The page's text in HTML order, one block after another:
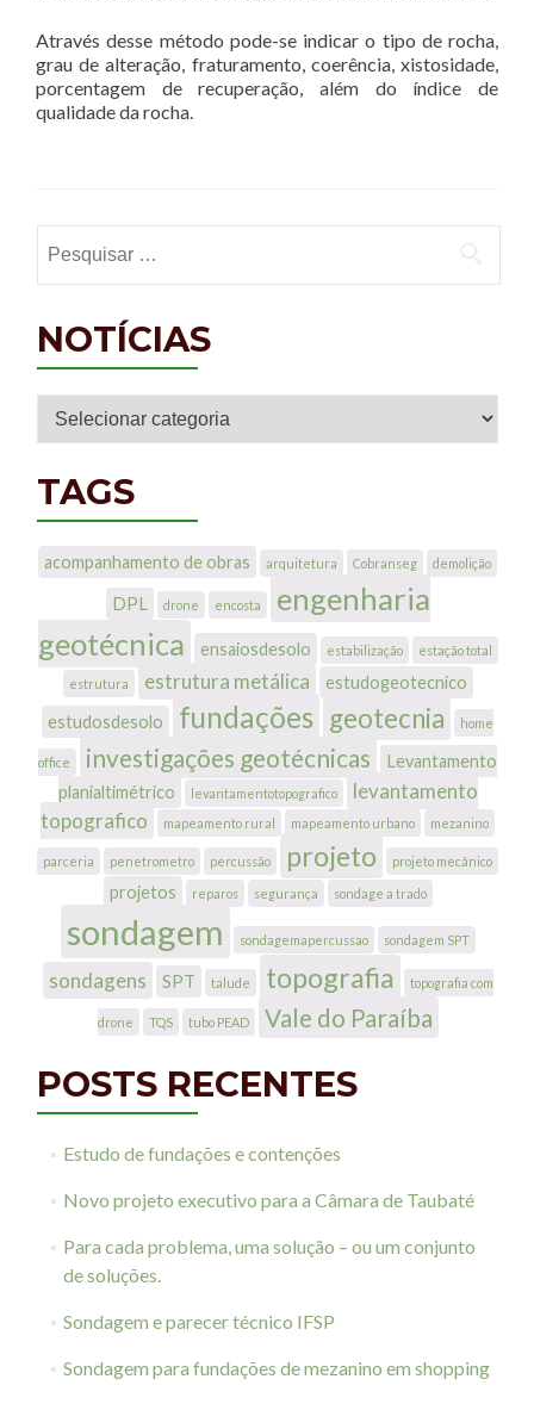
Através desse método pode-se indicar o tipo de rocha,
grau de alteração, fraturamento, coerência, xistosidade,
porcentagem de recuperação, além do índice de
qualidade da rocha.
NOTÍCIAS
Notícias
TAGS
acompanhamento de obras arquitetura Cobranseg demolição
DPL drone encosta
engenharia
geotécnica
ensaiosdesolo estabilização estação total
estrutura estrutura metálica
estudogeotecnico
estudosdesolo
fundações geotecnia home
office investigações geotécnicas
Levantamento
planialtimétrico
levantamentotopografico
levantamento
topografico
mapeamento rural mapeamento urbano mezanino
parceria penetrometro percussão projeto projeto mecânico
projetos reparos segurança sondage a trado
sondagem sondagemapercussao sondagem SPT
sondagens SPT talude topografia topografia com
drone TQS tubo PEAD Vale do Paraíba
POSTS RECENTES
Estudo de fundações e contenções
Novo projeto executivo para a Câmara de Taubaté
Para cada problema, uma solução – ou um conjunto
de soluções.
Sondagem e parecer técnico IFSP
Sondagem para fundações de mezanino em shopping